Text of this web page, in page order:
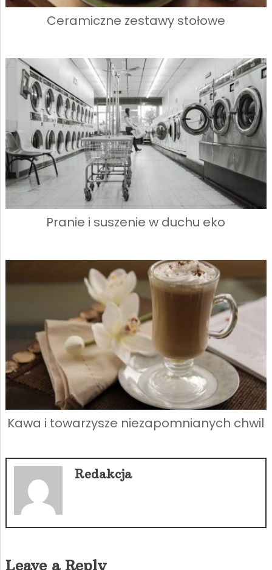
Ceramiczne zestawy stołowe
Pranie i suszenie w duchu eko
Kawa i towarzysze niezapomnianych chwil
Redakcja
Leave a Reply